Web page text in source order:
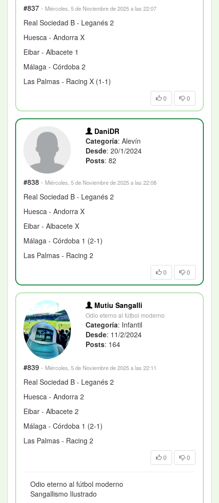
#837 · Miércoles, 5 de Noviembre de 2025 a las 22:07
Real Sociedad B - Leganés 2
Huesca - Andorra X
Eibar - Albacete 1
Málaga - Córdoba 2
Las Palmas - Racing X (1-1)
0 0
DaniDR
Categoría: Alevín
Desde: 20/1/2024
Posts: 82
#838 · Miércoles, 5 de Noviembre de 2025 a las 22:08
Real Sociedad B - Leganés 2
Huesca - Andorra X
Eibar - Albacete X
Málaga - Córdoba 1 (2-1)
Las Palmas - Racing 2
0 0
Mutiu Sangalli
Odio eterno al fútbol moderno
Categoría: Infantil
Desde: 11/2/2024
Posts: 164
#839 · Miércoles, 5 de Noviembre de 2025 a las 22:11
Real Sociedad B - Leganés 2
Huesca - Andorra 2
Eibar - Albacete 2
Málaga - Córdoba 1 (2-1)
Las Palmas - Racing 2
0 0
Odio eterno al fútbol moderno
Sangallismo Ilustrado